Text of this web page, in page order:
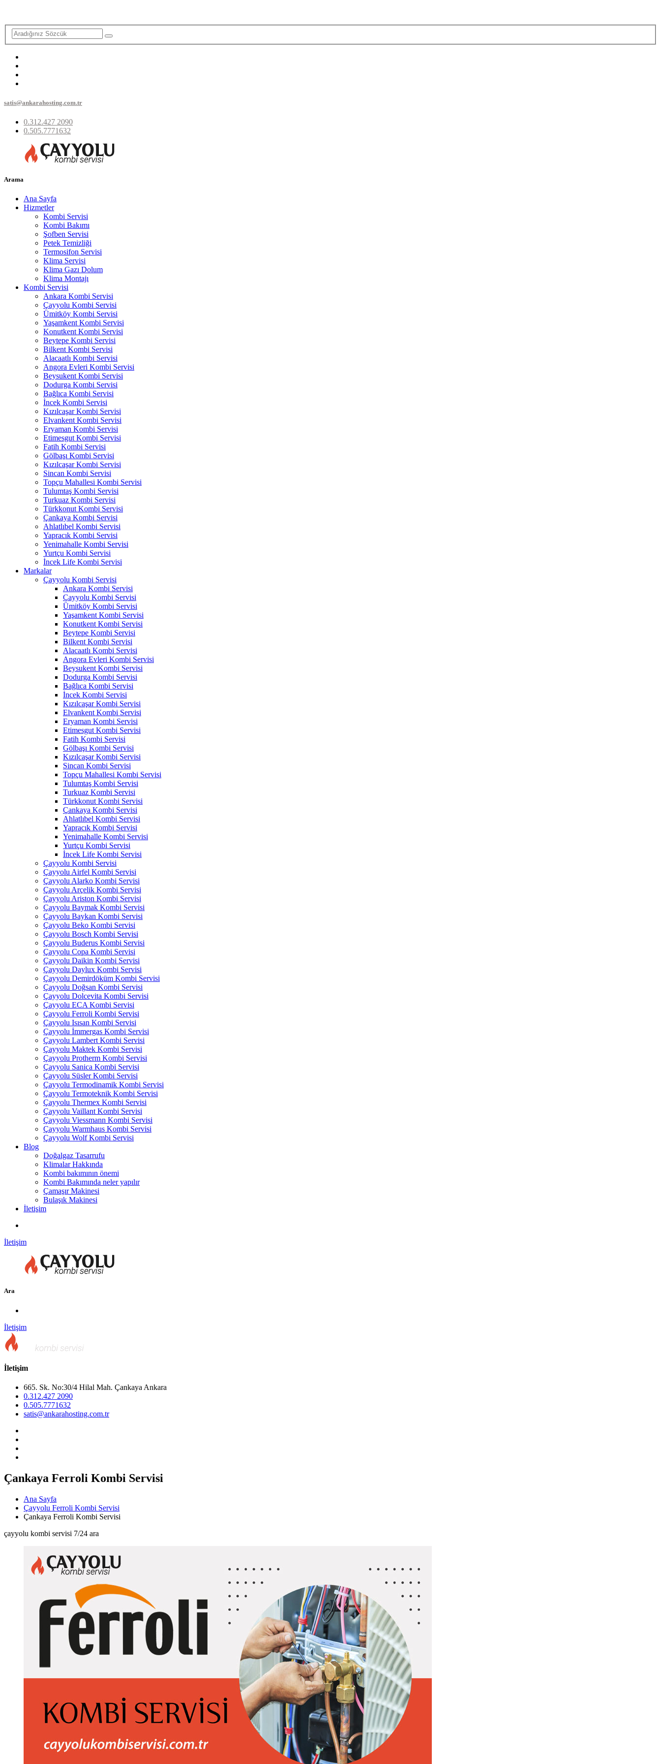
satis@ankarahosting.com.tr
0.312.427 2090
0.505.7771632
Arama
Ana Sayfa
Hizmetler
Kombi Servisi
Kombi Bakımı
Şofben Servisi
Petek Temizliği
Termosifon Servisi
Klima Servisi
Klima Gazı Dolum
Klima Montajı
Kombi Servisi
Ankara Kombi Servisi
Çayyolu Kombi Servisi
Ümitköy Kombi Servisi
Yaşamkent Kombi Servisi
Konutkent Kombi Servisi
Beytepe Kombi Servisi
Bilkent Kombi Servisi
Alacaatlı Kombi Servisi
Angora Evleri Kombi Servisi
Beysukent Kombi Servisi
Dodurga Kombi Servisi
Bağlıca Kombi Servisi
İncek Kombi Servisi
Kızılcaşar Kombi Servisi
Elvankent Kombi Servisi
Eryaman Kombi Servisi
Etimesgut Kombi Servisi
Fatih Kombi Servisi
Gölbaşı Kombi Servisi
Kızılcaşar Kombi Servisi
Sincan Kombi Servisi
Topçu Mahallesi Kombi Servisi
Tulumtaş Kombi Servisi
Turkuaz Kombi Servisi
Türkkonut Kombi Servisi
Çankaya Kombi Servisi
Ahlatlıbel Kombi Servisi
Yapracık Kombi Servisi
Yenimahalle Kombi Servisi
Yurtçu Kombi Servisi
İncek Life Kombi Servisi
Markalar
Çayyolu Kombi Servisi
Ankara Kombi Servisi
Çayyolu Kombi Servisi
Ümitköy Kombi Servisi
Yaşamkent Kombi Servisi
Konutkent Kombi Servisi
Beytepe Kombi Servisi
Bilkent Kombi Servisi
Alacaatlı Kombi Servisi
Angora Evleri Kombi Servisi
Beysukent Kombi Servisi
Dodurga Kombi Servisi
Bağlıca Kombi Servisi
İncek Kombi Servisi
Kızılcaşar Kombi Servisi
Elvankent Kombi Servisi
Eryaman Kombi Servisi
Etimesgut Kombi Servisi
Fatih Kombi Servisi
Gölbaşı Kombi Servisi
Kızılcaşar Kombi Servisi
Sincan Kombi Servisi
Topçu Mahallesi Kombi Servisi
Tulumtaş Kombi Servisi
Turkuaz Kombi Servisi
Türkkonut Kombi Servisi
Çankaya Kombi Servisi
Ahlatlıbel Kombi Servisi
Yapracık Kombi Servisi
Yenimahalle Kombi Servisi
Yurtçu Kombi Servisi
İncek Life Kombi Servisi
Çayyolu Kombi Servisi
Çayyolu Airfel Kombi Servisi
Çayyolu Alarko Kombi Servisi
Çayyolu Arçelik Kombi Servisi
Çayyolu Ariston Kombi Servisi
Çayyolu Baymak Kombi Servisi
Çayyolu Baykan Kombi Servisi
Çayyolu Beko Kombi Servisi
Çayyolu Bosch Kombi Servisi
Çayyolu Buderus Kombi Servisi
Çayyolu Copa Kombi Servisi
Çayyolu Daikin Kombi Servisi
Çayyolu Daylux Kombi Servisi
Çayyolu Demirdöküm Kombi Servisi
Çayyolu Doğsan Kombi Servisi
Çayyolu Dolcevita Kombi Servisi
Çayyolu ECA Kombi Servisi
Çayyolu Ferroli Kombi Servisi
Çayyolu Isısan Kombi Servisi
Çayyolu İmmergas Kombi Servisi
Çayyolu Lambert Kombi Servisi
Çayyolu Maktek Kombi Servisi
Çayyolu Protherm Kombi Servisi
Çayyolu Sanica Kombi Servisi
Çayyolu Süsler Kombi Servisi
Çayyolu Termodinamik Kombi Servisi
Çayyolu Termoteknik Kombi Servisi
Çayyolu Thermex Kombi Servisi
Çayyolu Vaillant Kombi Servisi
Çayyolu Viessmann Kombi Servisi
Çayyolu Warmhaus Kombi Servisi
Çayyolu Wolf Kombi Servisi
Blog
Doğalgaz Tasarrufu
Klimalar Hakkında
Kombi bakımının önemi
Kombi Bakımında neler yapılır
Çamaşır Makinesi
Bulaşık Makinesi
İletişim
İletişim
Ara
İletişim
İletişim
665. Sk. No:30/4 Hilal Mah. Çankaya Ankara
0.312.427 2090
0.505.7771632
satis@ankarahosting.com.tr
Çankaya Ferroli Kombi Servisi
Ana Sayfa
Çayyolu Ferroli Kombi Servisi
Çankaya Ferroli Kombi Servisi
çayyolu kombi servisi 7/24 ara